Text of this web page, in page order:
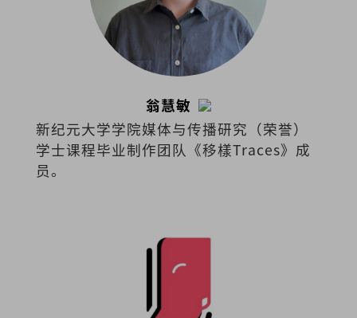
翁慧敏
新纪元大学学院媒体与传播研究（荣誉）
学士课程毕业制作团队《移樣Traces》成
员。